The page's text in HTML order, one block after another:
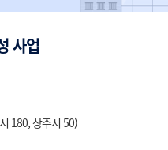
사업
180, 상주시 50)